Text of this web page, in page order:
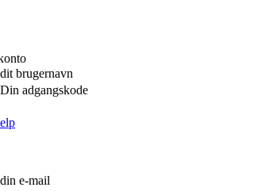
dit brugernavn
Din adgangskode
din e-mail